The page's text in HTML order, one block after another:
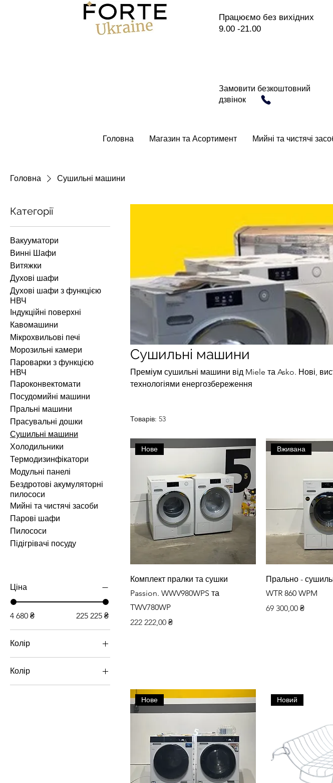
Працюємо без вихідних
9.00 -21.00
Замовити безкоштовний
дзвінок
Головна Магазин та Асортимент Мийні та чистячі
Головна Сушильні машини
Категорії
Вакууматори
Винні Шафи
Витяжки
Духові шафи
Духові шафи з функцією
НВЧ
Індукційні поверхні
Кавомашини
Мікрохвильові печі
Морозильні камери
Пароварки з функцією
НВЧ
Пароконвектомати
Посудомийні машини
Пральні машини
Прасувальні дошки
Сушильні машини
Холодильники
Термодизинфікатори
Модульні панелі
Бездротові акумуляторні
пилососи
Мийні та чистячі засоби
Парові шафи
Пилососи
Підігрівачі посуду
Ціна
4 680 ₴ 225 225 ₴
Колір
Колір
Сушильні машини
Преміум сушильні машини від Miele та Asko. Нові,
технологіями енергозбереження
Товарів: 53
Швидкий перегляд
Нове
Комплект пралки та сушки
Passion. WWV980WPS та
TWV780WP
Ціна
222 222,00 ₴
Швидкий
Вживана
Прально -
WTR 860 WPM
Ціна
69 300,00 ₴
Нове Новий